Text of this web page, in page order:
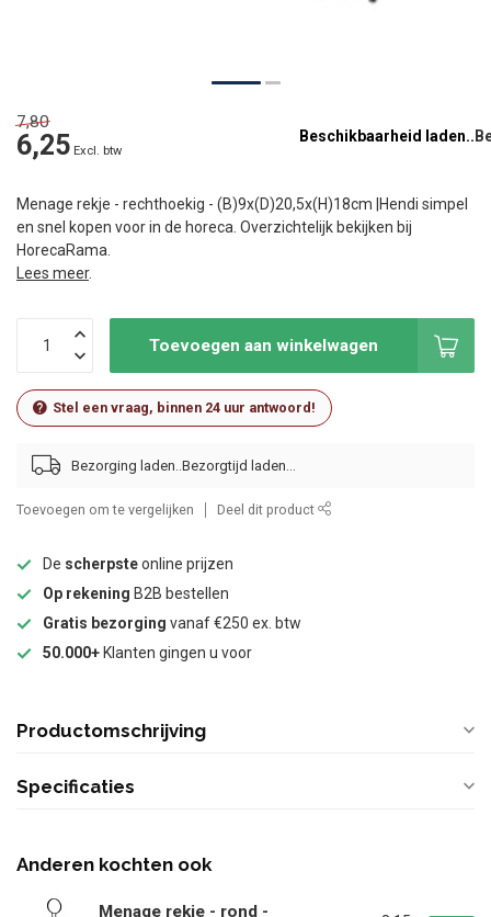
7,80
6,25 Excl. btw
Beschikbaarheid laden..
Menage rekje - rechthoekig - (B)9x(D)20,5x(H)18cm |Hendi simpel
en snel kopen voor in de horeca. Overzichtelijk bekijken bij
HorecaRama.
Lees meer.
Toevoegen aan winkelwagen
Stel een vraag, binnen 24 uur antwoord!
Bezorging laden..
Toevoegen om te vergelijken Deel dit product
De scherpsteonline prijzen
Op rekening B2B bestellen
Gratis bezorging vanaf €250 ex. btw
50.000+ Klanten gingen u voor
Productomschrijving
Specificaties
Anderen kochten ook
Menage rekje - rond -